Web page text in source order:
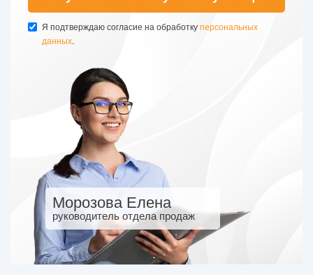
Я подтверждаю согласие на обработкуперсональных
данных.
Морозова Елена
руководитель отдела продаж